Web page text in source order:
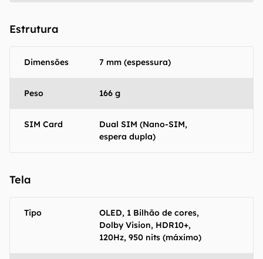
Estrutura
Dimensões 7 mm (espessura)
Peso 166 g
SIM Card
Dual SIM (Nano-SIM,
espera dupla)
Tela
Tipo
OLED, 1 Bilhão de cores,
Dolby Vision, HDR10+,
120Hz, 950 nits (máximo)